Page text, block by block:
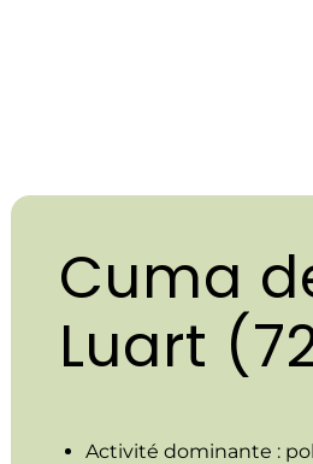
Cuma
Luart
Activité dominante :